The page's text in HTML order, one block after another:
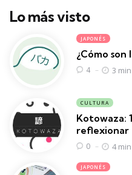
Lo más visto
JAPONÉS
¿Cómo son
4 3 min
CULTURA
Kotowaza:
reflexionar
0 4 min
JAPONÉS